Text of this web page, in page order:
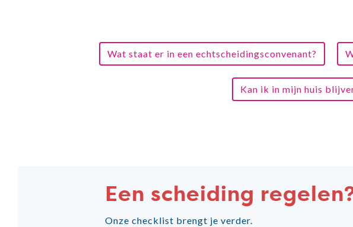
Wat staat er in een echtscheidingsconvenant?
Kan ik in mijn huis
Een scheiding
Onze checklist brengt je verder.